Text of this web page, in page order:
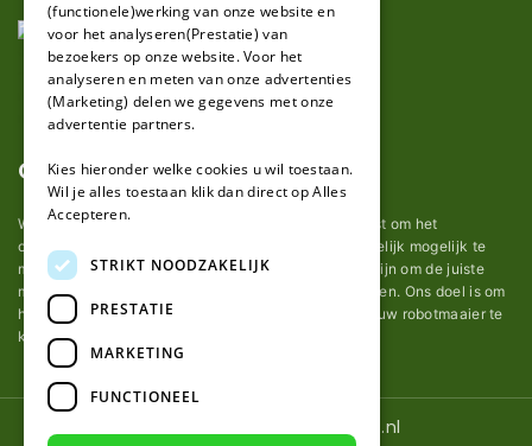
Over ons
Wij van robotmaaier-mesjes.nl doen ons uiterste best om het
onderhoud van robot grasmaaier mesjes zo gemakkelijk mogelijk te
maken. Uit ervaring merkten we hoe lastig het kan zijn om de juiste
messen voor een automatische grasmachine te vinden. Ons doel is om
het u makkelijk te maken om de goede mesjes voor uw robotmaaier te
kopen.
© 2026 Robotmaaier-mesjes.nl
GERMAN
(functionele)werking van onze website en
voor het analyseren(Prestatie) van
bezoekers op onze website. Voor het
analyseren en meten van onze advertenties
(Marketing) delen we gegevens met onze
advertentie partners.
Kies hieronder welke cookies u wil toestaan.
Wil je alles toestaan klik dan direct op Alles
Accepteren.
STRIKT NOODZAKELIJK
PRESTATIE
MARKETING
FUNCTIONEEL